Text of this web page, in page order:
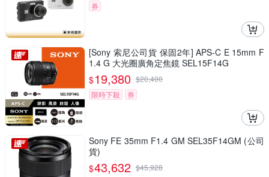
券
[Sony 索尼公司貨 保固2年] APS-C E 15mm F
1.4 G 大光圈廣角定焦鏡 SEL15F14G
$19,380 $20,400
限時下殺
券
Sony FE 35mm F1.4 GM SEL35F14GM (公司
貨)
$43,632 $45,928